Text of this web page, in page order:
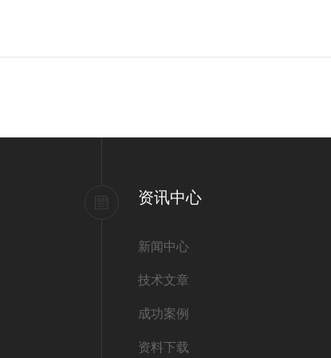
资讯中心
新闻中心
技术文章
成功案例
资料下载